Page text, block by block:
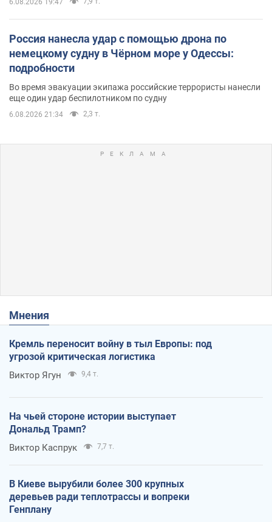
Россия нанесла удар с помощью дрона по
немецкому судну в Чёрном море у Одессы:
подробности
Во время эвакуации экипажа российские террористы нанесли
еще один удар беспилотником по судну
6.08.2026 21:34 2,3 т.
Мнения
Кремль переносит войну в тыл Европы: под
угрозой критическая логистика
Виктор Ягун 9,4 т.
На чьей стороне истории выступает
Дональд Трамп?
Виктор Каспрук 7,7 т.
В Киеве вырубили более 300 крупных
деревьев ради теплотрассы и вопреки
Генплану